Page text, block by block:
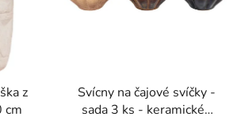
z
cm
Svícny na čajové svíčky -
sada 3 ks - keramické |